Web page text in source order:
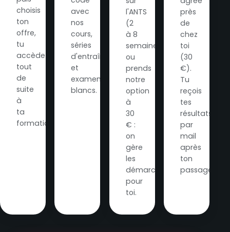
choisis
ton
offre,
tu
accède
tout
de
suite
à
ta
formation.
avec
nos
cours,
séries
d'entraînement
et
examens
blancs.
l'ANTS
(2
à 8
semaines)
ou
prends
notre
option
à
30
€ :
on
gère
les
démarches
pour
toi.
près
de
chez
toi
(30
€).
Tu
reçois
tes
résultats
par
mail
après
ton
passage.